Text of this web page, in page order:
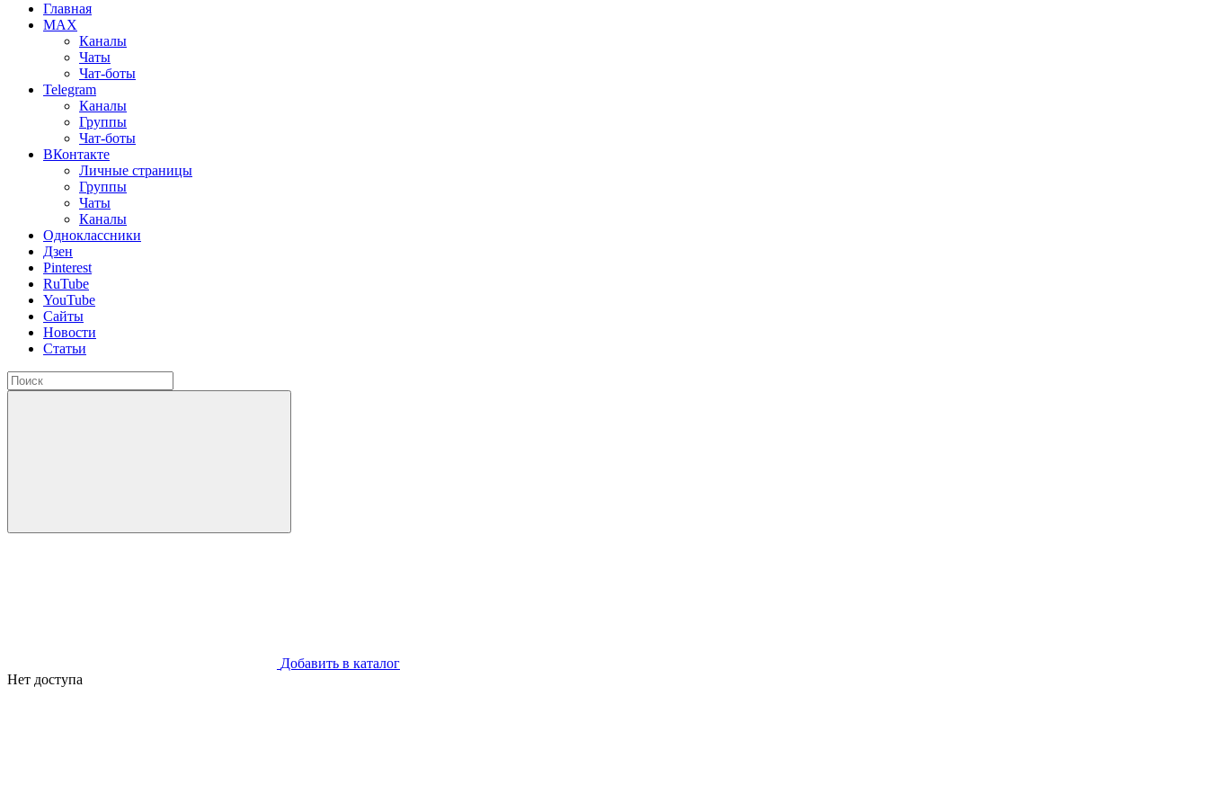
Главная
MAX
Каналы
Чаты
Чат-боты
Telegram
Каналы
Группы
Чат-боты
ВКонтакте
Личные страницы
Группы
Чаты
Каналы
Одноклассники
Дзен
Pinterest
RuTube
YouTube
Сайты
Новости
Статьи
Добавить в каталог
Нет доступа